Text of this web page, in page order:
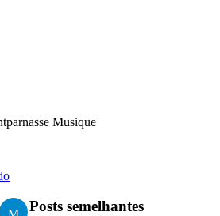
Musique
Posts semelhantes